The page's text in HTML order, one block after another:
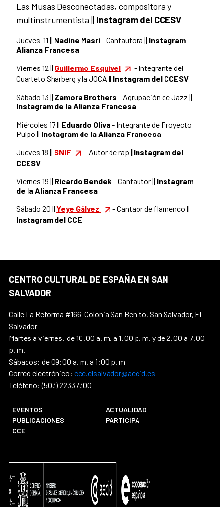
Las Musas Desconectadas, compositora y
multinstrumentista || Instagram del CCESV
Jueves 11 || Nadine Masri- Cantautora || Instagram
Alianza Francesa
Viernes 12 || Guillermo Esquivel
- Integrante del
Cuarteto Sharberg y la JOCA || Instagram del CCESV
Sábado 13 || Zamora Brothers - Agrupación de Jazz ||
Instagram de la Alianza Francesa
Miércoles 17 || Eduardo Oliva- Integrante de Proyecto
Pulpo || Instagram de la Alianza Francesa
Jueves 18 || SNIF - Autor de rap ||Instagram del
CCESV
Viernes 19 || Ricardo Bendek - Cantautor || Instagram
de la Alianza Francesa
Sábado 20 || Yeye Gálvez
- Cantaor de flamenco ||
Instagram del CCE
CENTRO CULTURAL DE ESPAÑA EN SAN
SALVADOR
Calle La Reforma #166, Colonia San Benito, San Salvador, El
Salvador
Martes a viernes: de 10:00 a. m. a 1:00 p. m. y de 2:00 a 7:00
p. m.
Sábados: de 09:00 a. m. a 1:00 p. m
Correo electrónico: cce.elsalvador@aecid.es
Teléfono: (503) 22337300
EVENTOS
ACTUALIDAD
PUBLICACIONES
PARTICIPA
CCE